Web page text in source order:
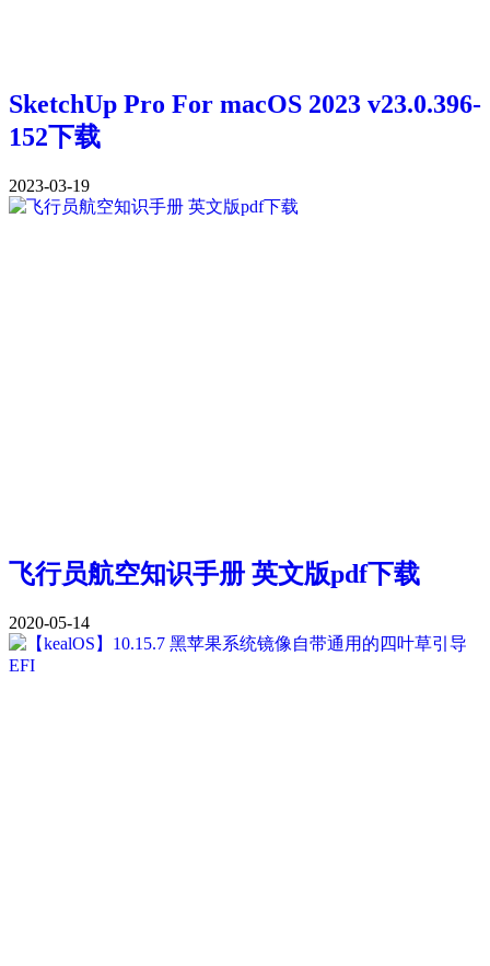
SketchUp Pro For macOS 2023 v23.0.396-
152下载
2023-03-19
飞行员航空知识手册 英文版pdf下载
2020-05-14